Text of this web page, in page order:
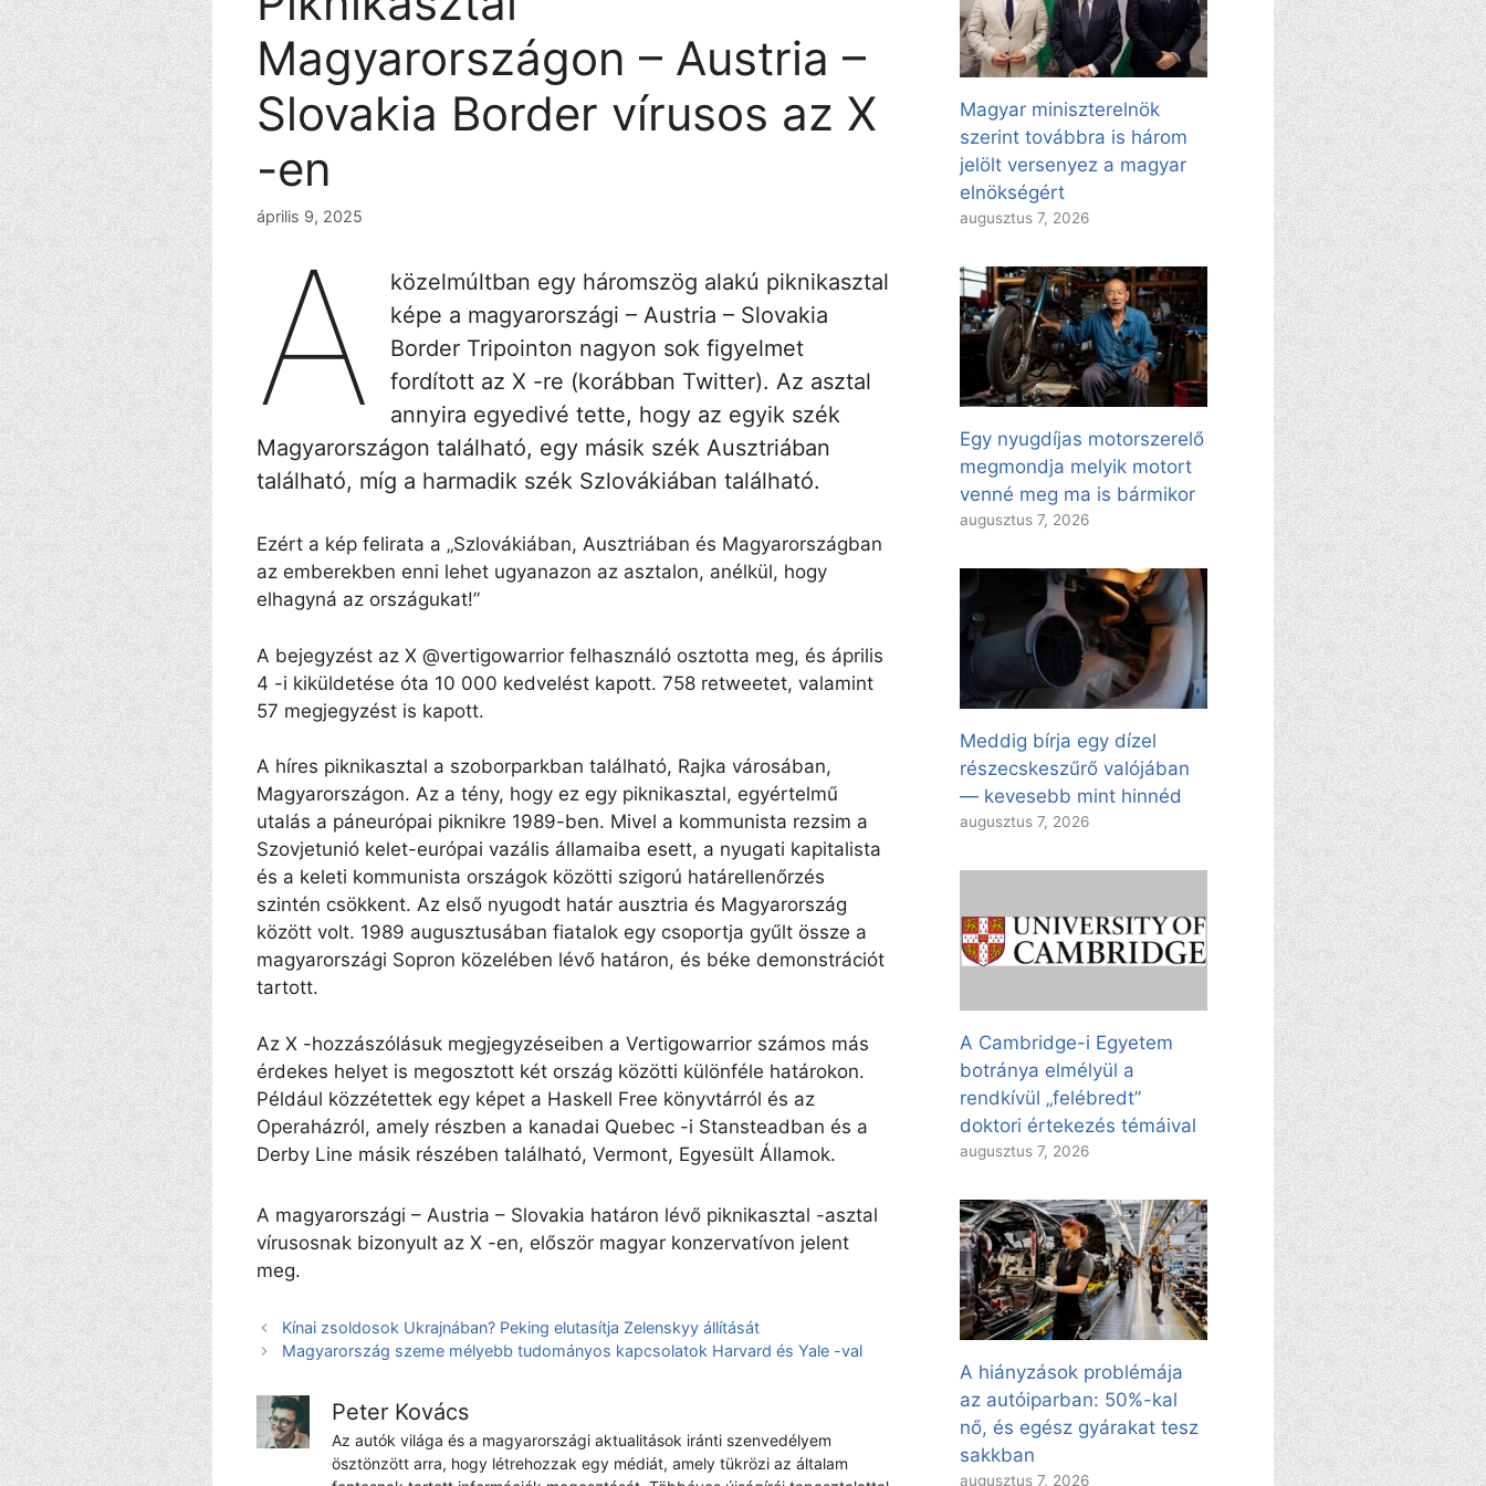
Magyarországon – Austria –
Slovakia Border vírusos az X
-en
április 9, 2025
A
közelmúltban egy háromszög alakú piknikasztal
képe a magyarországi – Austria – Slovakia
Border Tripointon nagyon sok figyelmet
fordított az X -re (korábban Twitter). Az asztal
annyira egyedivé tette, hogy az egyik szék
Magyarországon található, egy másik szék Ausztriában
található, míg a harmadik szék Szlovákiában található.
Ezért a kép felirata a „Szlovákiában, Ausztriában és Magyarországban
az emberekben enni lehet ugyanazon az asztalon, anélkül, hogy
elhagyná az országukat!”
A bejegyzést az X @vertigowarrior felhasználó osztotta meg, és április
4 -i kiküldetése óta 10 000 kedvelést kapott. 758 retweetet, valamint
57 megjegyzést is kapott.
A híres piknikasztal a szoborparkban található, Rajka városában,
Magyarországon. Az a tény, hogy ez egy piknikasztal, egyértelmű
utalás a páneurópai piknikre 1989-ben. Mivel a kommunista rezsim a
Szovjetunió kelet-európai vazális államaiba esett, a nyugati kapitalista
és a keleti kommunista országok közötti szigorú határellenőrzés
szintén csökkent. Az első nyugodt határ ausztria és Magyarország
között volt. 1989 augusztusában fiatalok egy csoportja gyűlt össze a
magyarországi Sopron közelében lévő határon, és béke demonstrációt
tartott.
Az X -hozzászólásuk megjegyzéseiben a Vertigowarrior számos más
érdekes helyet is megosztott két ország közötti különféle határokon.
Például közzétettek egy képet a Haskell Free könyvtárról és az
Operaházról, amely részben a kanadai Quebec -i Stansteadban és a
Derby Line másik részében található, Vermont, Egyesült Államok.
A magyarországi – Austria – Slovakia határon lévő piknikasztal -asztal
vírusosnak bizonyult az X -en, először magyar konzervatívon jelent
meg.
Kínai zsoldosok Ukrajnában? Peking elutasítja Zelenskyy állítását
Magyarország szeme mélyebb tudományos kapcsolatok Harvard és Yale -val
Peter Kovács
Az autók világa és a magyarországi aktualitások iránti szenvedélyem
ösztönzött arra, hogy létrehozzak egy médiát, amely tükrözi az általam
Magyar miniszterelnök
szerint továbbra is három
jelölt versenyez a magyar
elnökségért
augusztus 7, 2026
Egy nyugdíjas motorszerelő
megmondja melyik motort
venné meg ma is bármikor
augusztus 7, 2026
Meddig bírja egy dízel
részecskeszűrő valójában
— kevesebb mint hinnéd
augusztus 7, 2026
A Cambridge-i Egyetem
botránya elmélyül a
rendkívül „felébredt”
doktori értekezés témáival
augusztus 7, 2026
A hiányzások problémája
az autóiparban: 50%-kal
nő, és egész gyárakat tesz
sakkban
augusztus 7, 2026